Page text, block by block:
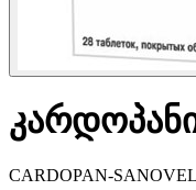
CARDOPAN-SANOVEL